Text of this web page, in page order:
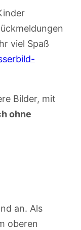
viel Spaß
Bilder, mit
ohne
an. Als
oberen